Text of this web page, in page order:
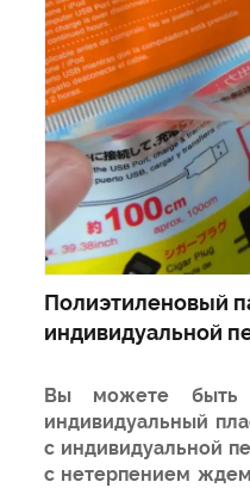
Полиэтиленовый
индивидуальной
Вы можете быть
индивидуальный
с индивидуальной
с нетерпением